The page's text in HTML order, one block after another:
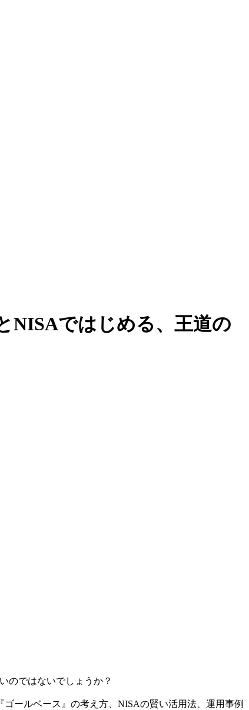
NISAではじめる、王道の
のではないでしょうか？
ールベース』の考え方、NISAの賢い活用法、運用事例